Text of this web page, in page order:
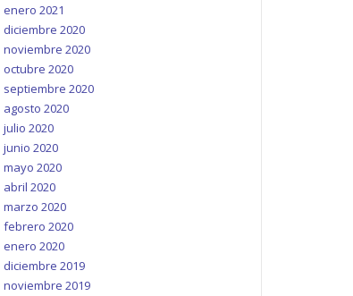
enero 2021
diciembre 2020
noviembre 2020
octubre 2020
septiembre 2020
agosto 2020
julio 2020
junio 2020
mayo 2020
abril 2020
marzo 2020
febrero 2020
enero 2020
diciembre 2019
noviembre 2019